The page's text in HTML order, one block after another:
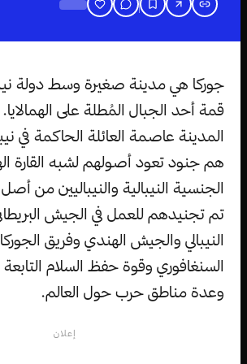
جوركا هي‏ مدينة صغيرة وسط دولة
قمة أحد الجبال المُطلة على
المدينة عاصمة العائلة الحاكمة في
هم جنود تعود أصولهم لشبه القارة
الجنسية النيبالية والنيباليين من
تم تجنيدهم للعمل في الجيش
النيبالي والجيش الهندي وفريق
السنغافوري وقوة حفظ السلام
وعدة مناطق حرب حول العالم.
إعلان